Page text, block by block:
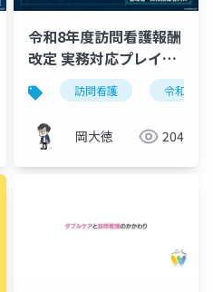
訪問看護 運営基準 在宅医
令和8年度訪問看護報酬
改定 実務対応プレイブ
ック｜画一的な訪問か
らの脱却と記録・評価
の厳格化
訪問看護 令和8年
岡大徳 204